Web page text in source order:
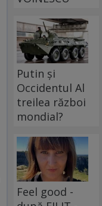
Putin și
Occidentul Al
treilea război
mondial?
Feel good -